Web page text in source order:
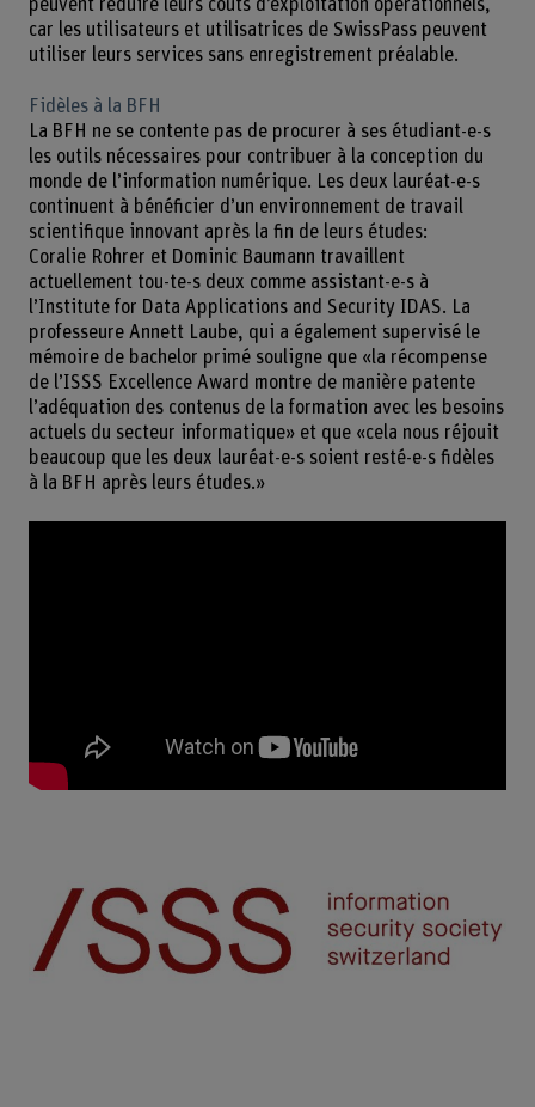
peuvent réduire leurs couts d’exploitation opérationnels,
car les utilisateurs et utilisatrices de SwissPass peuvent
utiliser leurs services sans enregistrement préalable.
Fidèles à la BFH
La BFH ne se contente pas de procurer à ses étudiant-e-s
les outils nécessaires pour contribuer à la conception du
monde de l’information numérique. Les deux lauréat-e-s
continuent à bénéficier d’un environnement de travail
scientifique innovant après la fin de leurs études:
Coralie Rohrer et Dominic Baumann travaillent
actuellement tou-te-s deux comme assistant-e-s à
l’Institute for Data Applications and Security IDAS. La
professeure Annett Laube, qui a également supervisé le
mémoire de bachelor primé souligne que «la récompense
de l’ISSS Excellence Award montre de manière patente
l’adéquation des contenus de la formation avec les besoins
actuels du secteur informatique» et que «cela nous réjouit
beaucoup que les deux lauréat-e-s soient resté-e-s fidèles
à la BFH après leurs études.»